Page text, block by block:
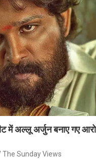
में अल्लू अर्जुन बनाए गए
The Sunday Views